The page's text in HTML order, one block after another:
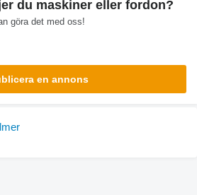
du maskiner eller fordon?
göra det med oss!
en annons